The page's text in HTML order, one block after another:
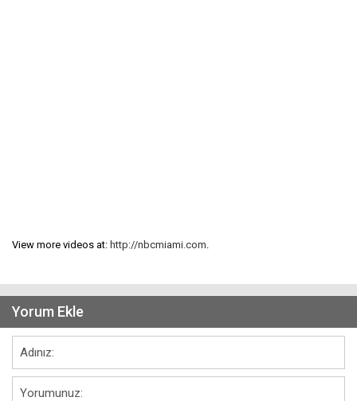
View more videos at: http://nbcmiami.com
Yorum Ekle